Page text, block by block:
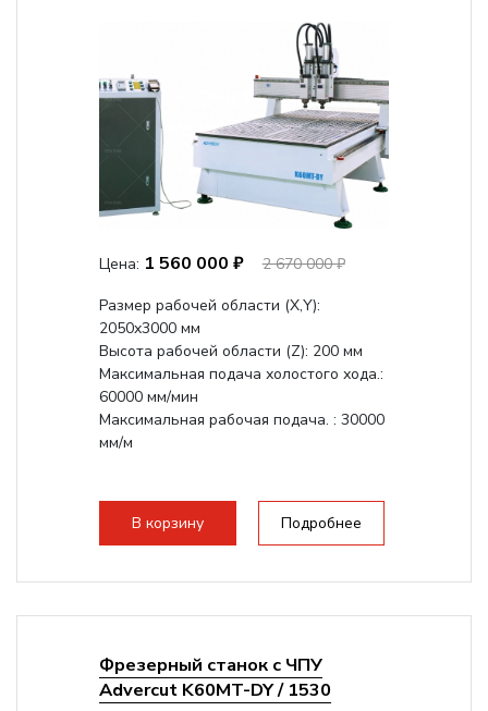
Цена: 1 560 000 ₽
2 670 000 ₽
Размер рабочей области (Х,Y):
2050x3000 мм
Высота рабочей области (Z): 200 мм
Максимальная подача холостого хода.:
60000 мм/мин
Максимальная рабочая подача. : 30000
мм/м
В корзину Подробнее
Фрезерный станок с ЧПУ
Advercut K60MT-DY / 1530